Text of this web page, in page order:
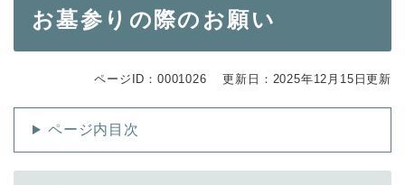
お墓参りの際のお願い
ページID：0001026 更新日：2025年12月15日更新
ページ内目次